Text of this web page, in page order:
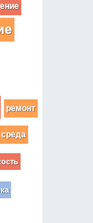
ремонт
среда